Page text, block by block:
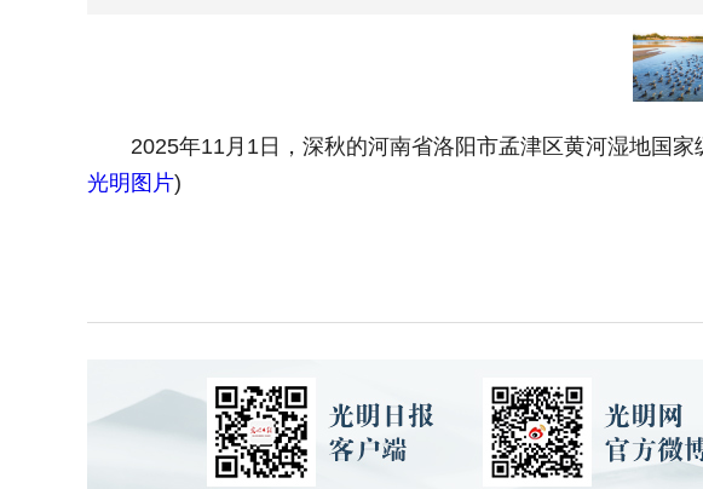
2025年11月1日，深秋的河南省洛阳市孟津区黄河湿地国家
光明图片)